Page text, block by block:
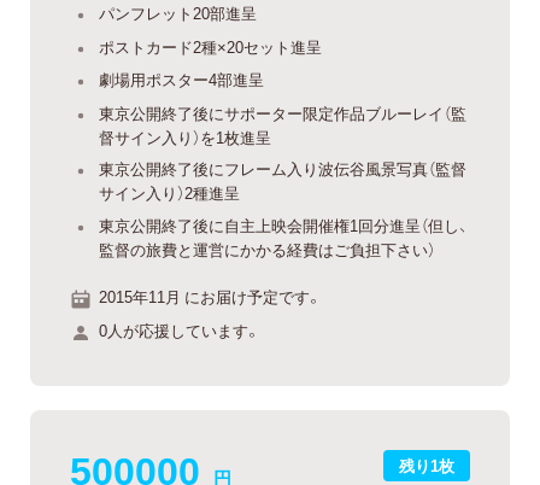
パンフレット20部進呈
ポストカード2種×20セット進呈
劇場用ポスター4部進呈
東京公開終了後にサポーター限定作品ブルーレイ（監
督サイン入り）を1枚進呈
東京公開終了後にフレーム入り波伝谷風景写真（監督
サイン入り）2種進呈
東京公開終了後に自主上映会開催権1回分進呈（但し、
監督の旅費と運営にかかる経費はご負担下さい）
2015年11月 にお届け予定です。
0人が応援しています。
残り1枚
500000 円